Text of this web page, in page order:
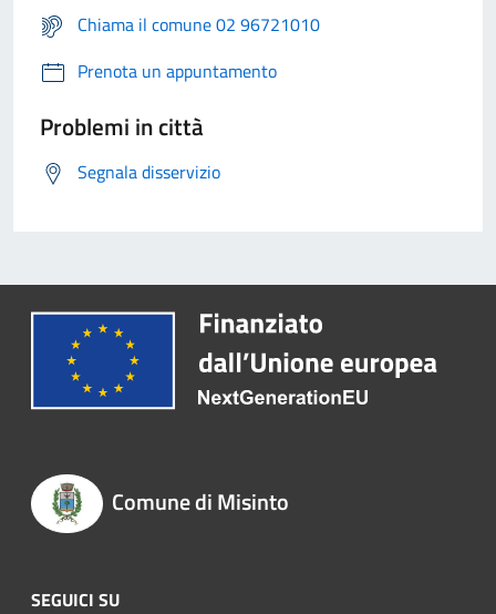
Chiama il comune 02 96721010
Prenota un appuntamento
Problemi in città
Segnala disservizio
Comune di Misinto
SEGUICI SU